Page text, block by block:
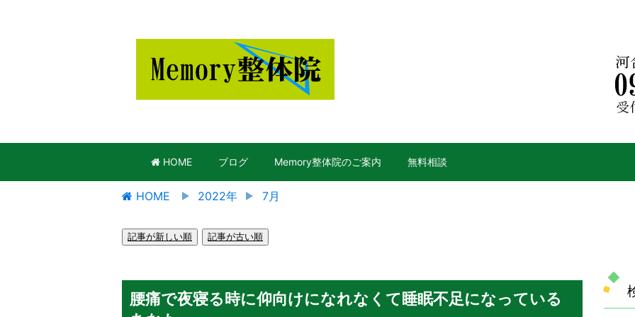
HOME ブログ Memory整体院のご案内 無料相談
HOME 2022年 7月
記事が新しい順 記事が古い順
腰痛で夜寝る時に仰向けになれなくて睡眠不足になっている